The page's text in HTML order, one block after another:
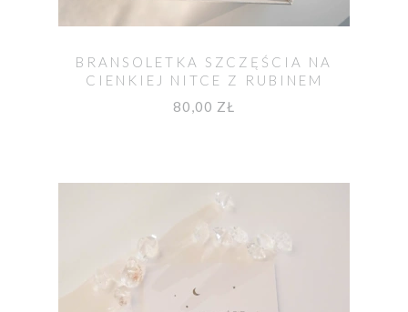
BRANSOLETKA SZCZĘŚCIA NA
CIENKIEJ NITCE Z RUBINEM
KAMIENIEM MIŁOŚCI
80,00 ZŁ